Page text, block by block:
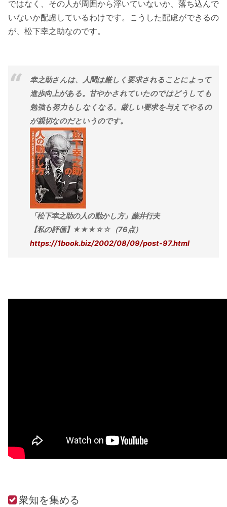
ではなく、その人が周囲から浮いていないか、落ち込んで
いないか配慮しているわけです。こうした配慮ができるの
が、松下幸之助なのです。
幸之助さんは、人間は厳しく要求されることによって
進歩向上がある。甘やかされていたのではどうしても
勉強も努力もしなくなる。厳しい要求を与えてやるの
が親切なのだというのです。
「松下幸之助の人の動かし方」藤井行夫
【私の評価】★★★☆☆（76点）
https://1book.biz/2002/08/09/post-97.html
衆知を集める